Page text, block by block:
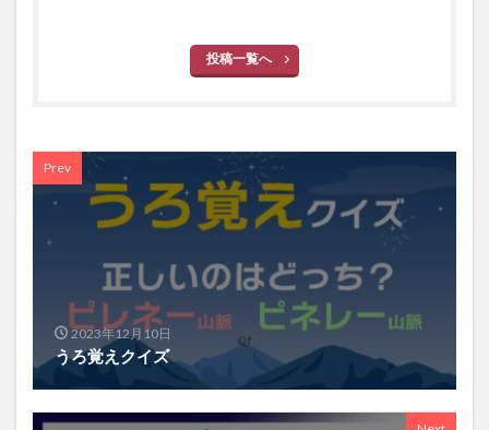
投稿一覧へ
Prev
2023年12月10日
うろ覚えクイズ